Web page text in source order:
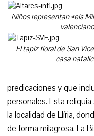
Niños representan «els
El tapiz floral de San
casa
predicaciones y que
personales. Esta reliquia
la localidad de Llíria,
de forma milagrosa. La